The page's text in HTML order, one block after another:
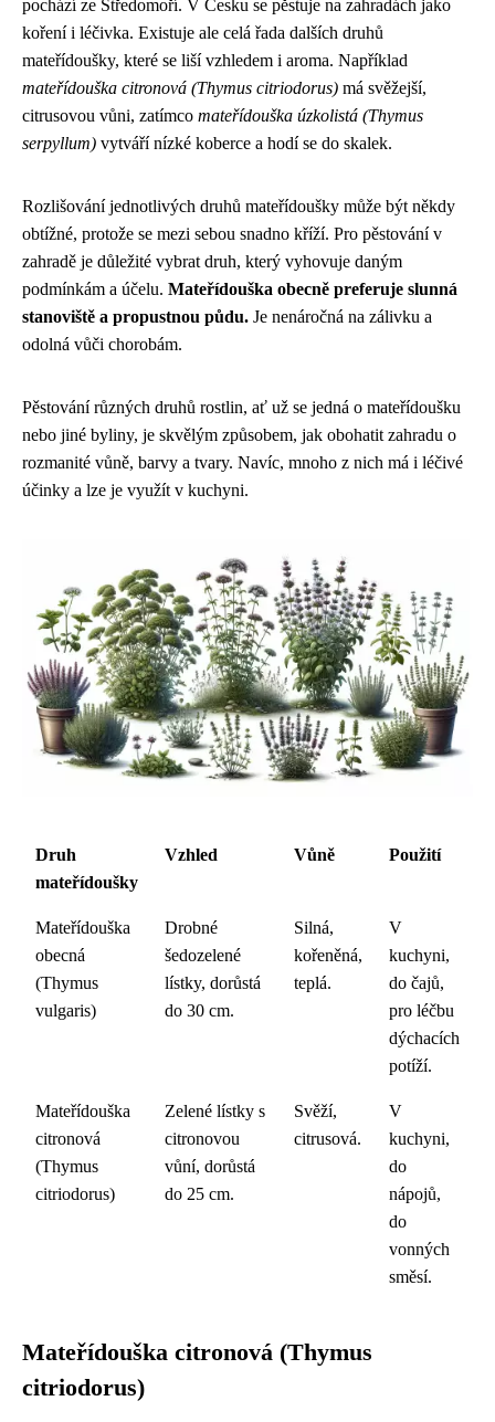
pochází ze Středomoří. V Česku se pěstuje na zahradách jako
koření i léčivka. Existuje ale celá řada dalších druhů
mateřídoušky, které se liší vzhledem i aroma. Například
mateřídouška citronová (Thymus citriodorus) má svěžejší,
citrusovou vůni, zatímco mateřídouška úzkolistá (Thymus
serpyllum) vytváří nízké koberce a hodí se do skalek.
Rozlišování jednotlivých druhů mateřídoušky může být někdy
obtížné, protože se mezi sebou snadno kříží. Pro pěstování v
zahradě je důležité vybrat druh, který vyhovuje daným
podmínkám a účelu. Mateřídouška obecně preferuje slunná
stanoviště a propustnou půdu. Je nenáročná na zálivku a
odolná vůči chorobám.
Pěstování různých druhů rostlin, ať už se jedná o mateřídoušku
nebo jiné byliny, je skvělým způsobem, jak obohatit zahradu o
rozmanité vůně, barvy a tvary. Navíc, mnoho z nich má i léčivé
účinky a lze je využít v kuchyni.
Druh
mateřídoušky
Vzhled Vůně Použití
Mateřídouška
obecná
(Thymus
vulgaris)
Drobné
šedozelené
lístky, dorůstá
do 30 cm.
Silná,
kořeněná,
teplá.
V
kuchyni,
do čajů,
pro léčbu
dýchacích
potíží.
Mateřídouška
citronová
(Thymus
citriodorus)
Zelené lístky s
citronovou
vůní, dorůstá
do 25 cm.
Svěží,
citrusová.
V
kuchyni,
do
nápojů,
do
vonných
směsí.
Mateřídouška citronová (Thymus
citriodorus)